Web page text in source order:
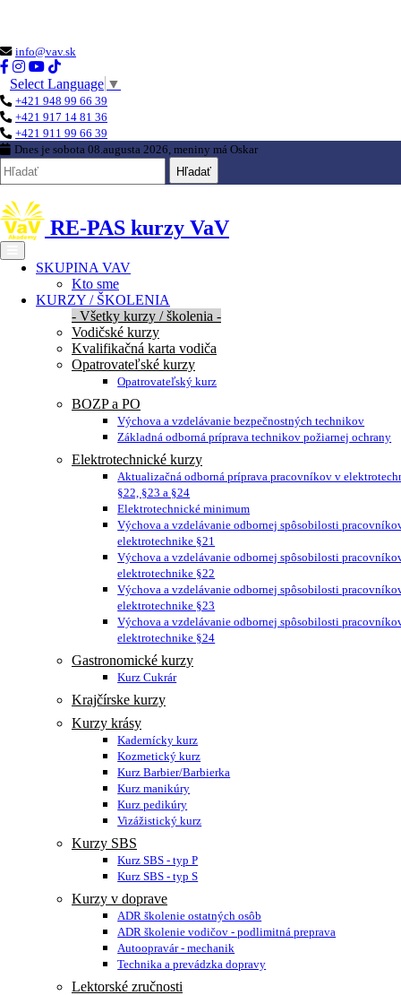
info@vav.sk
Select Language ▼
+421 948 99 66 39
+421 917 14 81 36
+421 911 99 66 39
Dnes je sobota 08.augusta 2026, meniny má Oskar
Hľadať
RE-PAS kurzy VaV
SKUPINA VAV
Kto sme
KURZY / ŠKOLENIA
- Všetky kurzy / školenia -
Vodičské kurzy
Kvalifikačná karta vodiča
Opatrovateľské kurzy
Opatrovateľský kurz
BOZP a PO
Výchova a vzdelávanie bezpečnostných technikov
Základná odborná príprava technikov požiarnej ochrany
Elektrotechnické kurzy
Aktualizačná odborná príprava pracovníkov v
§22, §23 a §24
Elektrotechnické minimum
Výchova a vzdelávanie odbornej spôsobilosti
elektrotechnike §21
Výchova a vzdelávanie odbornej spôsobilosti
elektrotechnike §22
Výchova a vzdelávanie odbornej spôsobilosti
elektrotechnike §23
Výchova a vzdelávanie odbornej spôsobilosti
elektrotechnike §24
Gastronomické kurzy
Kurz Cukrár
Krajčírske kurzy
Kurzy krásy
Kadernícky kurz
Kozmetický kurz
Kurz Barbier/Barbierka
Kurz manikúry
Kurz pedikúry
Vizážistický kurz
Kurzy SBS
Kurz SBS - typ P
Kurz SBS - typ S
Kurzy v doprave
ADR školenie ostatných osôb
ADR školenie vodičov - podlimitná preprava
Autoopravár - mechanik
Technika a prevádzka dopravy
Lektorské zručnosti